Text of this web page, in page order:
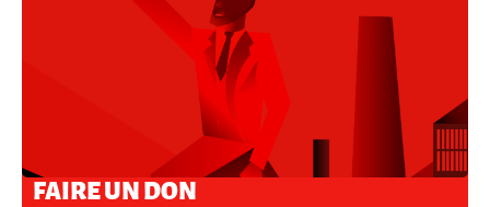
FAIRE UN DON